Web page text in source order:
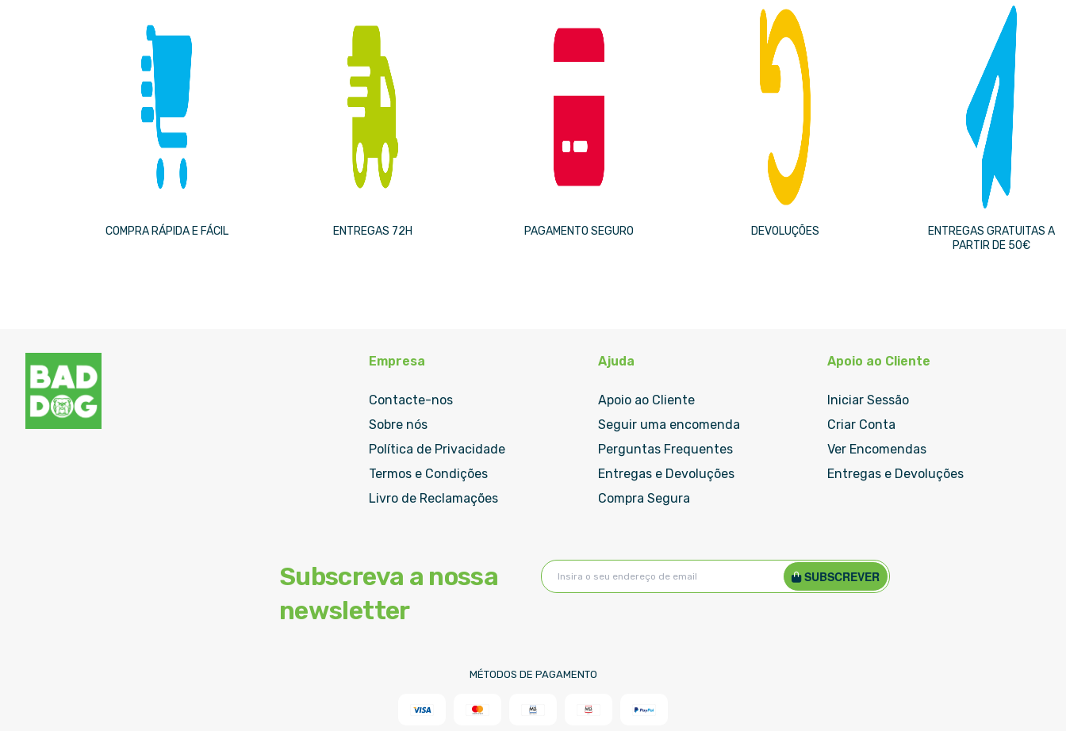
COMPRA RÁPIDA E FÁCIL ENTREGAS 72H PAGAMENTO SEGURO DEVOLUÇÕES
ENTREGAS GRATUITAS A
PARTIR DE 50€
Empresa
Contacte-nos
Sobre nós
Política de Privacidade
Termos e Condições
Livro de Reclamações
Ajuda
Apoio ao Cliente
Seguir uma encomenda
Perguntas Frequentes
Entregas e Devoluções
Compra Segura
Apoio ao Cliente
Iniciar Sessão
Criar Conta
Ver Encomendas
Entregas e Devoluções
Subscreva a nossa
newsletter
Subscreva
a
nossa
SUBSCREVER
MÉTODOS DE PAGAMENTO